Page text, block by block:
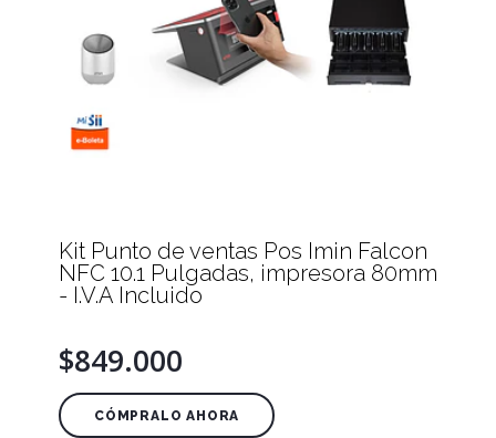
Kit Punto de ventas Pos Imin Falcon
NFC 10.1 Pulgadas, impresora 80mm
- I.V.A Incluido
$849.000
CÓMPRALO AHORA